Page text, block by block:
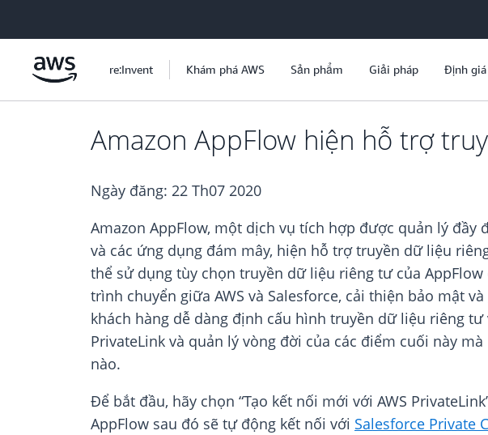
re:Invent Khám phá AWS Sản phẩm Giải pháp Định giá
Amazon AppFlow hiện hỗ trợ
Ngày đăng: 22 Th07 2020
Amazon AppFlow, một dịch vụ tích hợp được quản lý
và các ứng dụng đám mây, hiện hỗ trợ truyền dữ liệu
thể sử dụng tùy chọn truyền dữ liệu riêng tư của
trình chuyển giữa AWS và Salesforce, cải thiện bảo mật
khách hàng dễ dàng định cấu hình truyền dữ liệu riêng
PrivateLink và quản lý vòng đời của các điểm cuối này
nào.
Để bắt đầu, hãy chọn “Tạo kết nối mới với AWS
AppFlow sau đó sẽ tự động kết nối với Salesforce Private